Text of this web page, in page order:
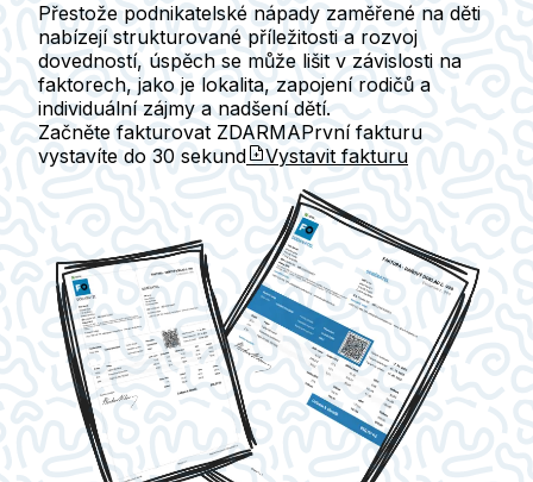
Přestože podnikatelské nápady zaměřené na děti
nabízejí strukturované příležitosti a rozvoj
dovedností, úspěch se může lišit v závislosti na
faktorech, jako je lokalita, zapojení rodičů a
individuální zájmy a nadšení dětí.
Začněte fakturovat ZDARMAPrvní fakturu
vystavíte do 30 sekund Vystavit fakturu